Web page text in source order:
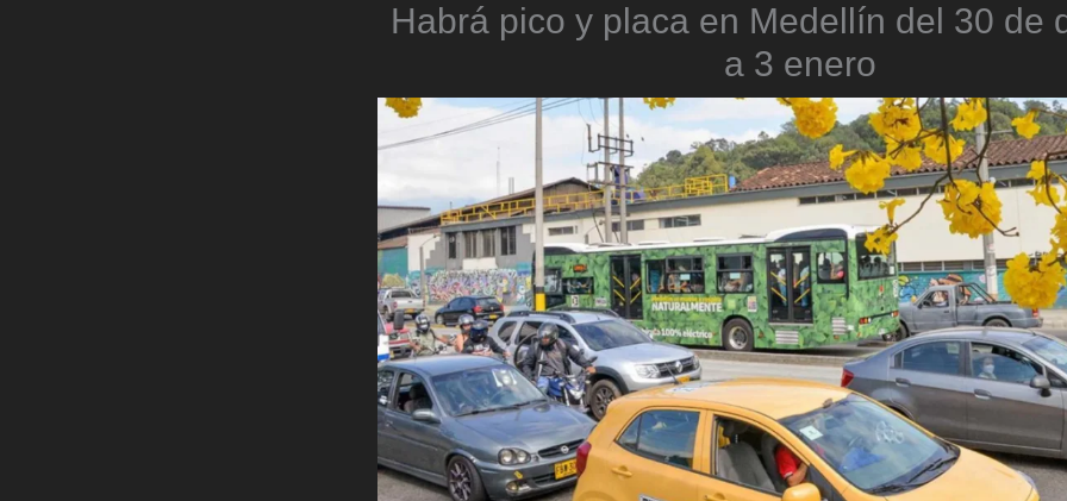
Habrá pico y placa en Medellín del 30 de
a 3 enero